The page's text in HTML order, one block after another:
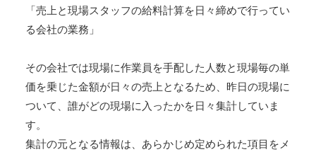
BALENA
「売上と現場スタッフの給料計算を日々締めで行ってい
る会社の業務」
その会社では現場に作業員を手配した人数と現場毎の単
価を乗じた金額が日々の売上となるため、昨日の現場に
ついて、誰がどの現場に入ったかを日々集計していま
す。
集計の元となる情報は、あらかじめ定められた項目をメ